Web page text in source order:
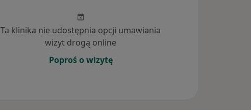
Ta klinika nie udostępnia opcji umawiania
wizyt drogą online
Poproś o wizytę